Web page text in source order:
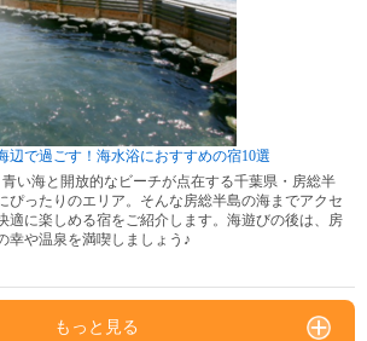
辺で過ごす！海水浴におすすめの宿10選
い海と開放的なビーチが点在する千葉県・房総半
ぴったりのエリア。そんな房総半島の海までアクセ
適に楽しめる宿をご紹介します。海遊びの後は、房
幸や温泉を満喫しましょう♪
もっと見る